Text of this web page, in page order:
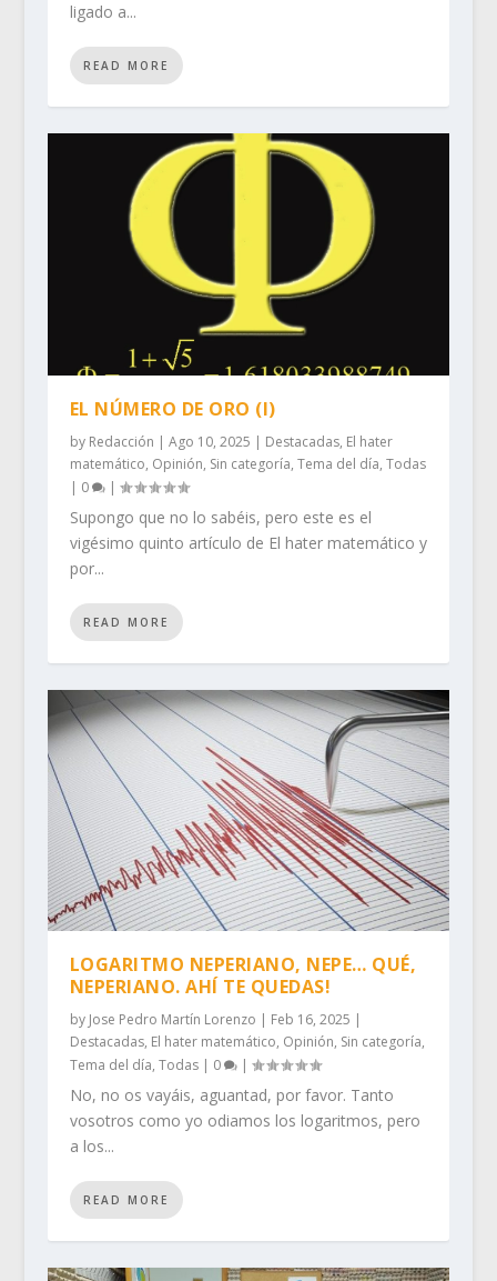
ligado a...
READ MORE
EL NÚMERO DE ORO (I)
by Redacción | Ago 10, 2025 | Destacadas, El hater
matemático, Opinión, Sin categoría, Tema del día, Todas
| 0 |
Supongo que no lo sabéis, pero este es el
vigésimo quinto artículo de El hater matemático y
por...
READ MORE
LOGARITMO NEPERIANO, NEPE… QUÉ,
NEPERIANO. AHÍ TE QUEDAS!
by Jose Pedro Martín Lorenzo | Feb 16, 2025 |
Destacadas, El hater matemático, Opinión, Sin categoría,
Tema del día, Todas| 0 |
No, no os vayáis, aguantad, por favor. Tanto
vosotros como yo odiamos los logaritmos, pero
a los...
READ MORE